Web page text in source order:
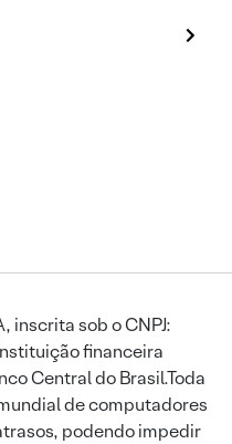
inscrita sob o CNPJ:
financeira
Central do Brasil.Toda
de computadores
podendo impedir